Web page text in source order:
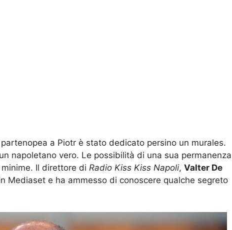
a Piotr è stato dedicato persino un murales.
napoletano vero. Le possibilità di una sua permanenza
Il direttore di Radio Kiss Kiss Napoli, Valter De
Mediaset e ha ammesso di conoscere qualche segreto